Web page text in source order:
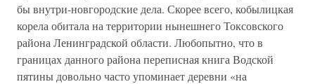
бы внутри-новгородские дела. Скорее всего, кобылицкая
корела обитала на территории нынешнего Токсовского
района Ленинградской области. Любопытно, что в
границах данного района переписная книга Водской
пятины довольно часто упоминает деревни «на